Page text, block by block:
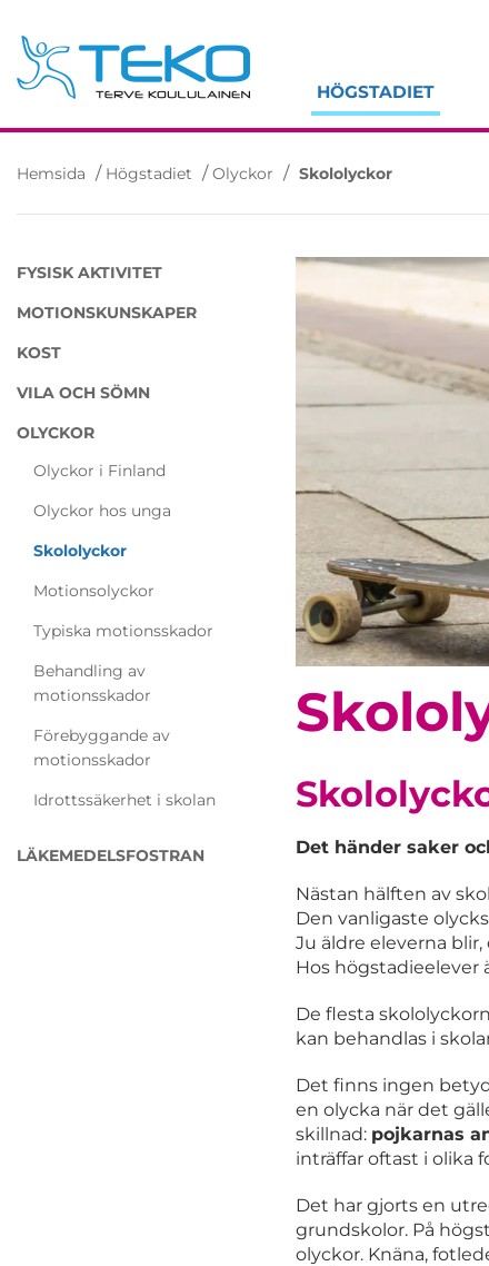
content
HÖGSTADIET
Hemsida / Högstadiet /Olyckor / Skololyckor
Det händer saker
Nästan hälften av
Den vanligaste
Ju äldre eleverna
Hos högstadieelever
De flesta
kan behandlas i
Det finns ingen
en olycka när det
skillnad: pojkarnas
inträffar oftast i olika
Det har gjorts en
grundskolor. På
olyckor. Knäna,
FYSISK AKTIVITET
MOTIONSKUNSKAPER
KOST
VILA OCH SÖMN
OLYCKOR
Olyckor i Finland
Olyckor hos unga
Skololyckor
Motionsolyckor
Typiska motionsskador
Behandling av
motionsskador
Förebyggande av
motionsskador
Idrottssäkerhet i skolan
LÄKEMEDELSFOSTRAN